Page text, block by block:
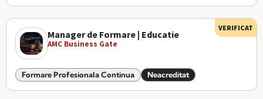
Manager de Formare | Educatie
AMC Business Gate
Formare Profesionala Continua Neacreditat
VERIFICAT